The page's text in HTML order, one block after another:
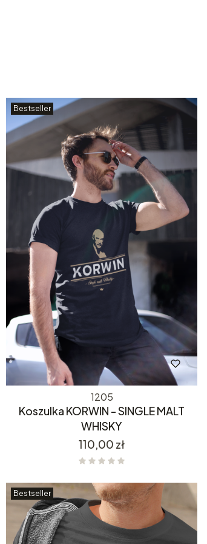
Bestseller
1205
Koszulka KORWIN - SINGLE MALT
WHISKY
Cena
110,00 zł
Bestseller